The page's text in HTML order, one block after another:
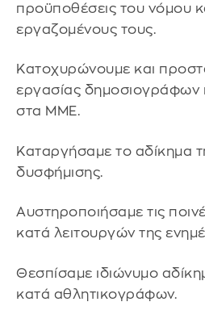
προϋποθέσεις του νόμου
εργαζομένους τους.
Κατοχυρώνουμε και
εργασίας δημοσιογράφων
στα ΜΜΕ.
Καταργήσαμε το αδίκημα
δυσφήμισης.
Αυστηροποιήσαμε τις
κατά λειτουργών της
Θεσπίσαμε ιδιώνυμο
κατά αθλητικογράφων.